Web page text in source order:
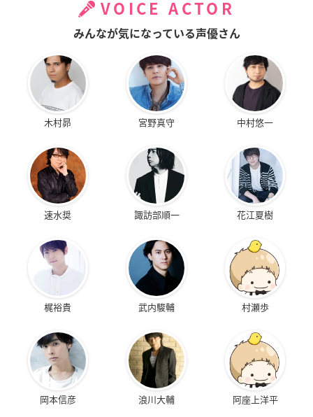
VOICE ACTOR
みんなが気になっている声優さん
木村昴 宮野真守 中村悠一
速水奨 諏訪部順一 花江夏樹
梶裕貴 武内駿輔 村瀬歩
岡本信彦 浪川大輔 阿座上洋平